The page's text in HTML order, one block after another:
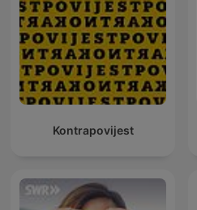
Kontrapovijest